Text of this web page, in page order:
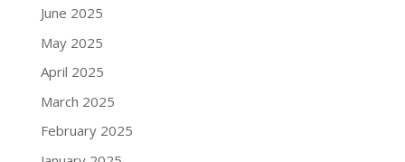
June 2025
May 2025
April 2025
March 2025
February 2025